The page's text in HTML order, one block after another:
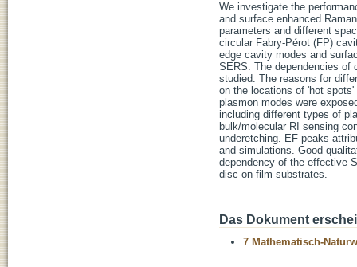
We investigate the
and surface enhanced
parameters and different
circular Fabry-Pérot (FP)
edge cavity modes and
SERS. The dependencies of
studied. The reasons for
on the locations of 'hot
plasmon modes were
including different types of
bulk/molecular RI sensing
underetching. EF peaks
and simulations. Good
dependency of the effective
disc-on-film substrates.
Das Dokument
7 Mathematisch-